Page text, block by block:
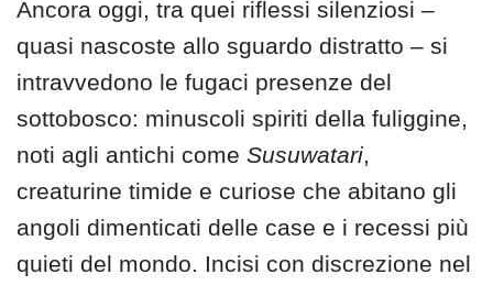
Ancora oggi, tra quei riflessi silenziosi –
quasi nascoste allo sguardo distratto – si
intravvedono le fugaci presenze del
sottobosco: minuscoli spiriti della fuliggine,
noti agli antichi come Susuwatari,
creaturine timide e curiose che abitano gli
angoli dimenticati delle case e i recessi più
quieti del mondo. Incisi con discrezione nel